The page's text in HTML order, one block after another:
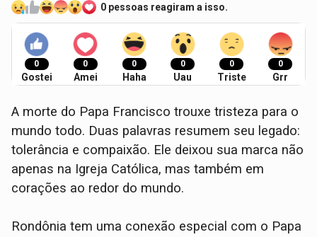
0 pessoas reagiram a isso.
0
Gostei
0
Amei
0
Haha
0
Uau
0
Triste
0
Grr
A morte do Papa Francisco trouxe tristeza para o
mundo todo. Duas palavras resumem seu legado:
tolerância e compaixão. Ele deixou sua marca não
apenas na Igreja Católica, mas também em
corações ao redor do mundo.
Rondônia tem uma conexão especial com o Papa